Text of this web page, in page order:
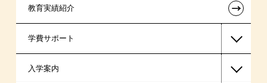
公認会計士・税理士系
ビジネス系
東京経営大学 学士取得コース
教育実績紹介 ←
学費サポート
高等教育の修学支援新制度
入学案内